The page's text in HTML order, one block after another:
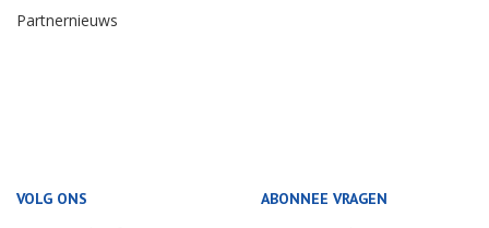
Partnernieuws
VOLG ONS ABONNEE VRAGEN